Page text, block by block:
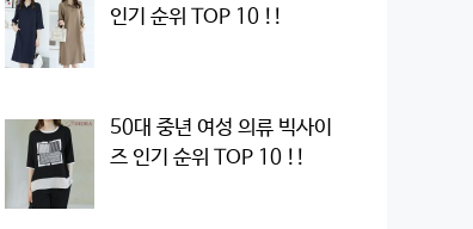
인기 순위 TOP 10 !!
50대 중년 여성 의류 빅사이
즈 인기 순위 TOP 10 !!